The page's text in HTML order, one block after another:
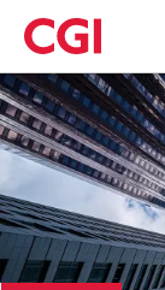
Skip
to
main
content